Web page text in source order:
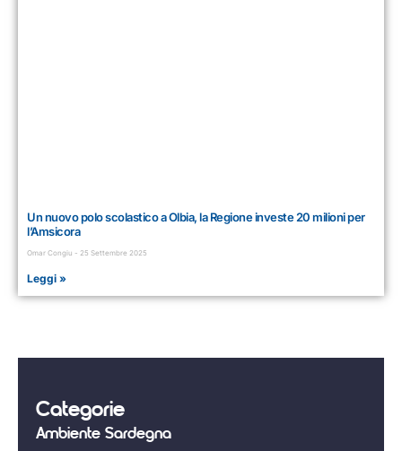
Un nuovo polo scolastico a Olbia, la Regione investe 20 milioni per
l’Amsicora
Omar Congiu 25 Settembre 2025
Leggi »
Categorie
Ambiente Sardegna